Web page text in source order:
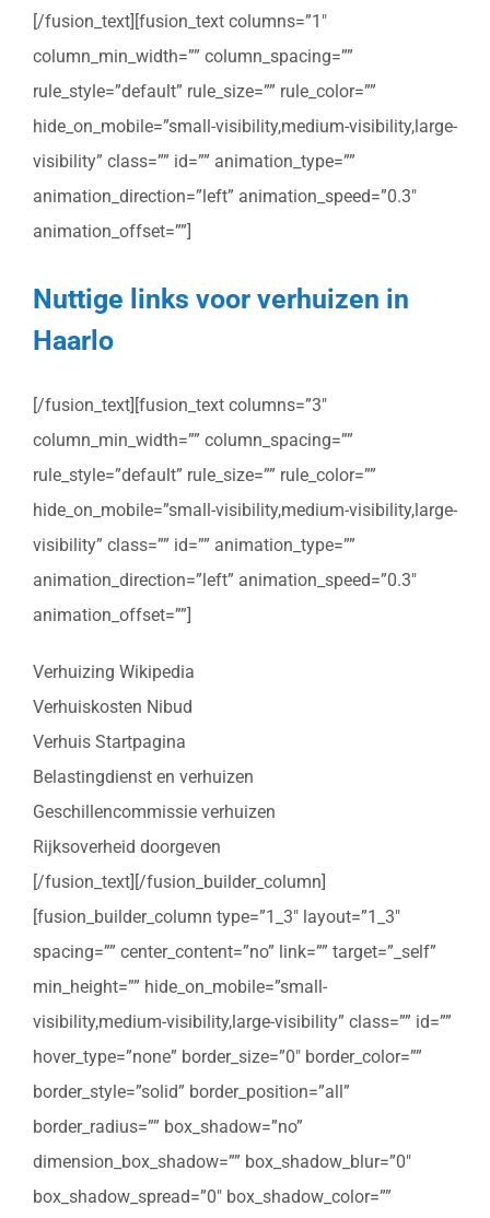
[/fusion_text][fusion_text columns=”1″
column_min_width=”” column_spacing=””
rule_style=”default” rule_size=”” rule_color=””
hide_on_mobile=”small-visibility,medium-visibility,large-
visibility” class=”” id=”” animation_type=””
animation_direction=”left” animation_speed=”0.3″
animation_offset=””]
Nuttige links voor verhuizen in
Haarlo
[/fusion_text][fusion_text columns=”3″
column_min_width=”” column_spacing=””
rule_style=”default” rule_size=”” rule_color=””
hide_on_mobile=”small-visibility,medium-visibility,large-
visibility” class=”” id=”” animation_type=””
animation_direction=”left” animation_speed=”0.3″
animation_offset=””]
Verhuizing Wikipedia
Verhuiskosten Nibud
Verhuis Startpagina
Belastingdienst en verhuizen
Geschillencommissie verhuizen
Rijksoverheid doorgeven
[/fusion_text][/fusion_builder_column]
[fusion_builder_column type=”1_3″ layout=”1_3″
spacing=”” center_content=”no” link=”” target=”_self”
min_height=”” hide_on_mobile=”small-
visibility,medium-visibility,large-visibility” class=”” id=””
hover_type=”none” border_size=”0″ border_color=””
border_style=”solid” border_position=”all”
border_radius=”” box_shadow=”no”
dimension_box_shadow=”” box_shadow_blur=”0″
box_shadow_spread=”0″ box_shadow_color=””